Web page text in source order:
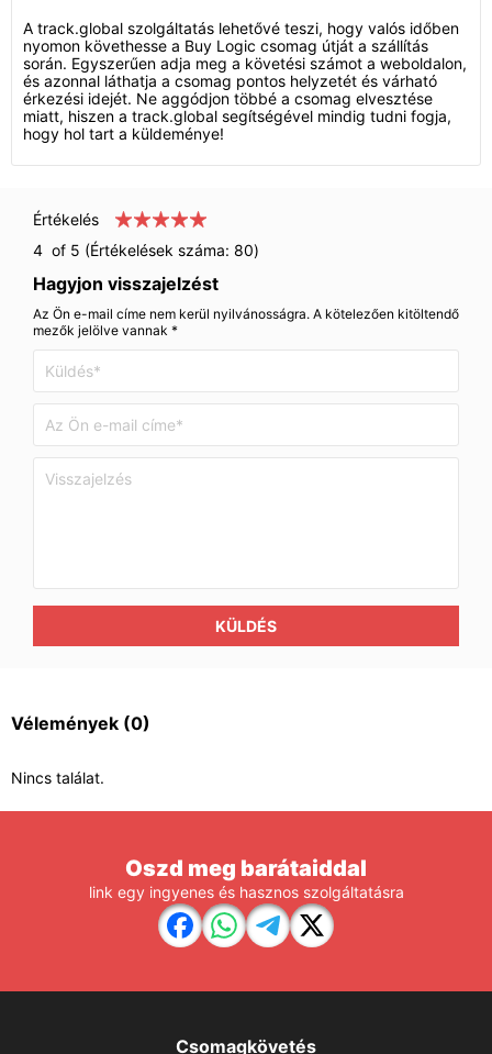
A track.global szolgáltatás lehetővé teszi, hogy valós időben
nyomon követhesse a Buy Logic csomag útját a szállítás
során. Egyszerűen adja meg a követési számot a weboldalon,
és azonnal láthatja a csomag pontos helyzetét és várható
érkezési idejét. Ne aggódjon többé a csomag elvesztése
miatt, hiszen a track.global segítségével mindig tudni fogja,
hogy hol tart a küldeménye!
Értékelés
4 of 5 (Értékelések száma: 80)
Hagyjon visszajelzést
Az Ön e-mail címe nem kerül nyilvánosságra. A kötelezően kitöltendő
mezők jelölve vannak *
KÜLDÉS
Vélemények (0)
Nincs találat.
Oszd meg barátaiddal
link egy ingyenes és hasznos szolgáltatásra
Csomagkövetés